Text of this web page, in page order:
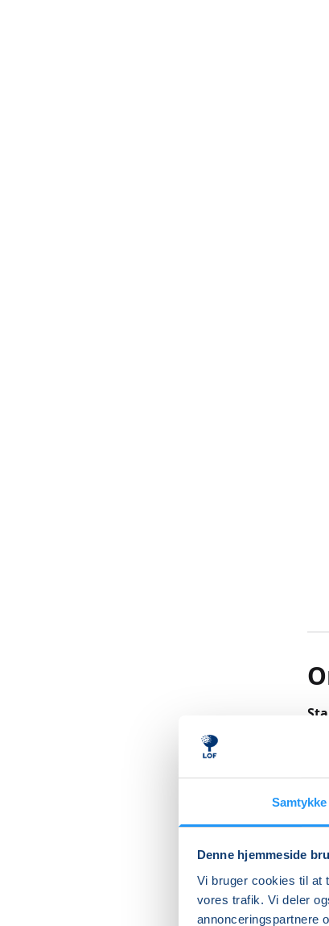
Samtykke
Denne hjemmeside
Vi bruger cookies til at
vores trafik. Vi deler
annonceringspartnere